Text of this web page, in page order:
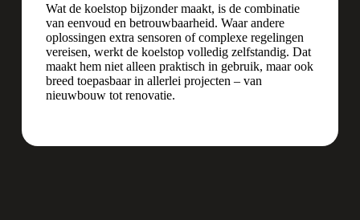
Wat de koelstop bijzonder maakt, is de combinatie
van eenvoud en betrouwbaarheid. Waar andere
oplossingen extra sensoren of complexe regelingen
vereisen, werkt de koelstop volledig zelfstandig. Dat
maakt hem niet alleen praktisch in gebruik, maar ook
breed toepasbaar in allerlei projecten – van
nieuwbouw tot renovatie.